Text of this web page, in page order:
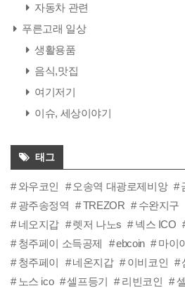
자동차 관련
푸른고래 일상
생활용품
음식,맛집
여기저기
이슈, 세상이야기
태그
와우코인 오송역 대광로제비앙
광주송정역
TREZOR 수완지구
네오지갑
렛저 나노s 넥스 ICO
청주페이 소득공제
ebcoin 마이
청주페이
네온지갑 이비코인
노스 ico
셀프등기 리빈코인